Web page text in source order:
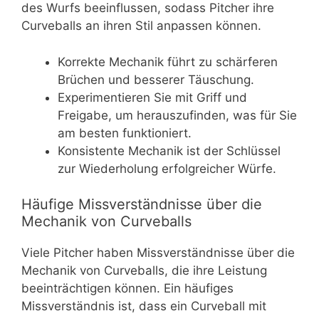
des Wurfs beeinflussen, sodass Pitcher ihre
Curveballs an ihren Stil anpassen können.
Korrekte Mechanik führt zu schärferen
Brüchen und besserer Täuschung.
Experimentieren Sie mit Griff und
Freigabe, um herauszufinden, was für Sie
am besten funktioniert.
Konsistente Mechanik ist der Schlüssel
zur Wiederholung erfolgreicher Würfe.
Häufige Missverständnisse über die
Mechanik von Curveballs
Viele Pitcher haben Missverständnisse über die
Mechanik von Curveballs, die ihre Leistung
beeinträchtigen können. Ein häufiges
Missverständnis ist, dass ein Curveball mit